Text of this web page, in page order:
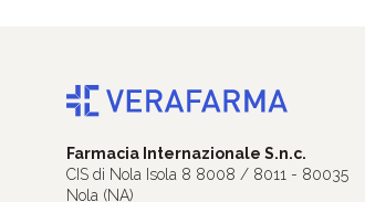
Farmacia Internazionale S.n.c.
CIS di Nola Isola 8 8008 / 8011 - 80035
Nola (NA)